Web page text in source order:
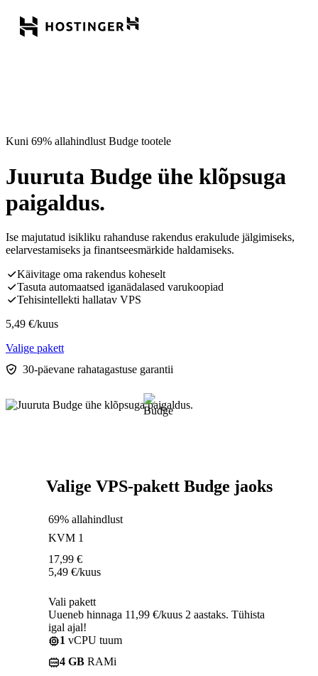
Kuni 69% allahindlust Budge tootele
Juuruta Budge ühe klõpsuga
paigaldus.
Ise majutatud isikliku rahanduse rakendus erakulude jälgimiseks,
eelarvestamiseks ja finantseesmärkide haldamiseks.
Käivitage oma rakendus koheselt
Tasuta automaatsed iganädalased varukoopiad
Tehisintellekti hallatav VPS
5,49 €/kuus
Valige pakett
30-päevane rahatagastuse garantii
Valige VPS-pakett Budge jaoks
69% allahindlust
KVM 1
17,99 €
5,49 €/kuus
Vali pakett
Uueneb hinnaga 11,99 €/kuus 2 aastaks. Tühista
igal ajal!
1 vCPU tuum
4 GB RAMi